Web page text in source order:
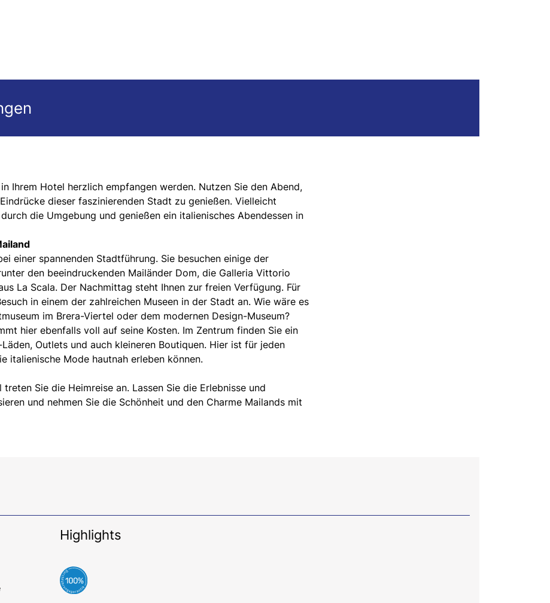
Ihrem Hotel herzlich empfangen werden. Nutzen Sie den Abend,
dieser faszinierenden Stadt zu genießen. Vielleicht
die Umgebung und genießen ein italienisches Abendessen in
einer spannenden Stadtführung. Sie besuchen einige der
den beeindruckenden Mailänder Dom, die Galleria Vittorio
La Scala. Der Nachmittag steht Ihnen zur freien Verfügung. Für
in einem der zahlreichen Museen in der Stadt an. Wie wäre es
im Brera-Viertel oder dem modernen Design-Museum?
hier ebenfalls voll auf seine Kosten. Im Zentrum finden Sie ein
Outlets und auch kleineren Boutiquen. Hier ist für jeden
italienische Mode hautnah erleben können.
Sie die Heimreise an. Lassen Sie die Erlebnisse und
und nehmen Sie die Schönheit und den Charme Mailands mit
Highlights